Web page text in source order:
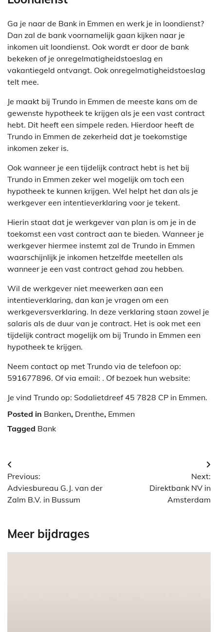
Ga je naar de Bank in Emmen en werk je in loondienst?
Dan zal de bank voornamelijk gaan kijken naar je
inkomen uit loondienst. Ook wordt er door de bank
bekeken of je onregelmatigheidstoeslag en
vakantiegeld ontvangt. Ook onregelmatigheidstoeslag
telt mee.
Je maakt bij Trundo in Emmen de meeste kans om de
gewenste hypotheek te krijgen als je een vast contract
hebt. Dit heeft een simpele reden. Hierdoor heeft de
Trundo in Emmen de zekerheid dat je toekomstige
inkomen zeker is.
Ook wanneer je een tijdelijk contract hebt is het bij
Trundo in Emmen zeker wel mogelijk om toch een
hypotheek te kunnen krijgen. Wel helpt het dan als je
werkgever een intentieverklaring voor je tekent.
Hierin staat dat je werkgever van plan is om je in de
toekomst een vast contract aan te bieden. Wanneer je
werkgever hiermee instemt zal de Trundo in Emmen
waarschijnlijk je inkomen hetzelfde meetellen als
wanneer je een vast contract gehad zou hebben.
Wil de werkgever niet meewerken aan een
intentieverklaring, dan kan je vragen om een
werkgeversverklaring. In deze verklaring staan zowel je
salaris als de duur van je contract. Het is ook met een
tijdelijk contract mogelijk om bij Trundo in Emmen een
hypotheek te krijgen.
Neem contact op met Trundo via de telefoon op:
591677896. Of via email: . Of bezoek hun website:
Je vind Trundo op: Sodalietdreef 45 7828 CP in Emmen.
Posted in Banken, Drenthe, Emmen
Tagged Bank
Berichtnavigatie
Previous:
Adviesbureau G.J. van der
Zalm B.V. in Bussum
Next:
Direktbank NV in
Amsterdam
Meer bijdrages